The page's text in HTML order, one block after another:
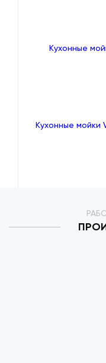
Кухонные
Кухонные мойки